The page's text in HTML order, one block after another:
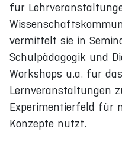
für
vermittelt sie in
Schulpädagogik und
Workshops u.a. für
Lernveranstaltungen
Experimentierfeld für
Konzepte nutzt.